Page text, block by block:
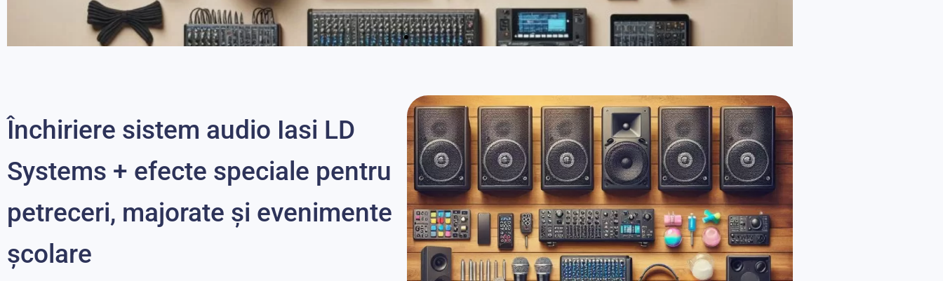
petreceri
Dj, fotograf, masina de fum, spuma,
baloane, lumini etc...
Închiriere sistem audio Iasi LD
Systems + efecte speciale pentru
petreceri, majorate și evenimente
școlare